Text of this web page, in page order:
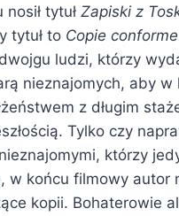
tytuł Zapiski z
tytuł to Copie conforme
ludzi, którzy
nieznajomych, aby w
z długim
Tylko czy
którzy
w końcu filmowy autor
kopii. Bohaterowie